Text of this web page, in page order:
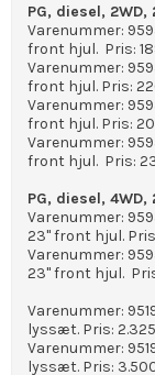
PG, diesel, 2WD,
Varenummer:
front hjul. Pris:
Varenummer:
front hjul. Pris:
Varenummer:
front hjul. Pris:
Varenummer:
front hjul. Pris:
PG, diesel, 4WD,
Varenummer:
23" front hjul.
Varenummer:
23" front hjul.
Varenummer:
lyssæt. Pris:
Varenummer:
lyssæt. Pris: